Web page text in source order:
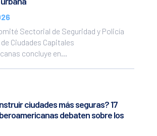
Sectorial de Seguridad y Policía
Ciudades Capitales
concluye en...
ciudades más seguras? 17
debaten sobre los